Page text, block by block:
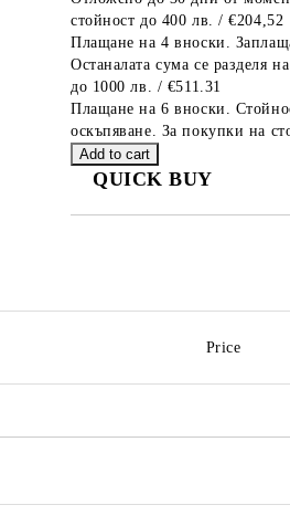
стойност до 400 лв. / €204,52
Плащане на 4 вноски.
Останалата сума се разделя
до 1000 лв. / €511.31
Плащане на 6 вноски.
оскъпяване. За покупки на
QUICK BUY
Price